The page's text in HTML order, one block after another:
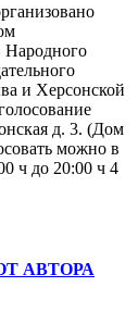
Народного
и Херсонской
д. 3. (Дом
можно в
ч до 20:00 ч 4
АВТОРА